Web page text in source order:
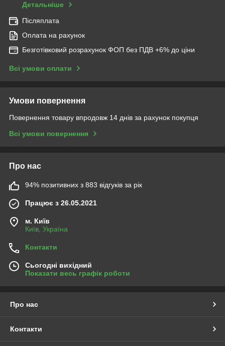
Детальніше
Післяплата
Оплата на рахунок
Безготівковий розрахунок ФОП без ПДВ +6% до ціни
Всі умови оплати
Умови повернення
Повернення товару впродовж 14 днів за рахунок покупця
Всі умови повернення
Про нас
94% позитивних з 883 відгуків за рік
Працює з 26.05.2021
м. Київ
Київ, Україна
Контакти
Сьогодні вихідний
Показати весь графік роботи
Про нас
Контакти